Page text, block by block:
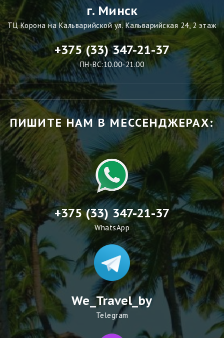
г. Минск
ТЦ Корона на Кальварийской ул. Кальварийская 24, 2 этаж
+375 (33) 347-21-37
ПН-ВС:10.00-21.00
ПИШИТЕ НАМ В МЕССЕНДЖЕРАХ:
+375 (33) 347-21-37
WhatsApp
We_Travel_by
Telegram